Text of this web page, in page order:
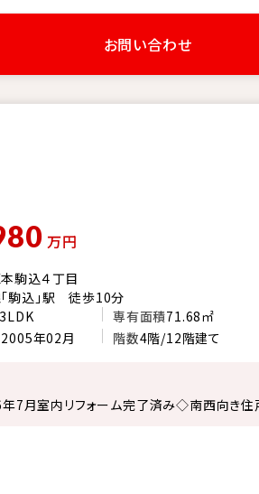
お問い合わせ
万円
駒込４丁目
駒込」駅 徒歩10分
3LDK 専有面積71.68㎡
2005年02月 階数4階/12階建て
7月室内リフォーム完了済み◇南西向き住